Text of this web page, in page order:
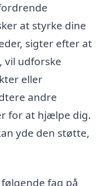
at styrke dine
sigter efter at
vil udforske
eller
andre
for at hjælpe dig.
yde den støtte,
fag på